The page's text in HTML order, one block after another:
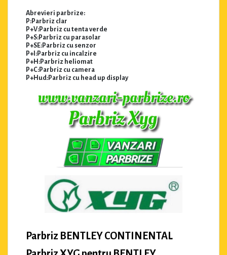
Abrevieri parbrize:
P:Parbriz clar
P+V:Parbriz cu tenta verde
P+S:Parbriz cu parasolar
P+SE:Parbriz cu senzor
P+I:Parbriz cu incalzire
P+H:Parbriz heliomat
P+C:Parbriz cu camera
P+Hud:Parbriz cu head up display
Parbriz BENTLEY CONTINENTAL